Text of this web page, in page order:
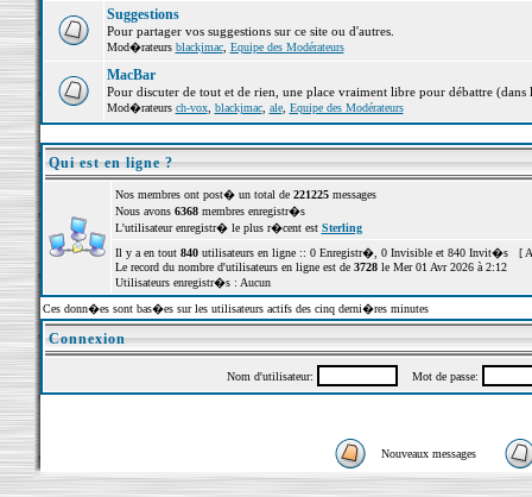
Suggestions
Pour partager vos suggestions sur ce site ou d'autres.
Mod�rateurs blackjmac, Equipe des Modérateurs
MacBar
Pour discuter de tout et de rien, une place vraiment libre pour débattre (dans
Mod�rateurs ch-vox, blackjmac, ale, Equipe des Modérateurs
Qui est en ligne ?
Nos membres ont post� un total de 221225messages
Nous avons 6368membres enregistr�s
L'utilisateur enregistr� le plus r�cent est Sterling
Il y a en tout 840utilisateurs en ligne :: 0 Enregistr�, 0 Invisible et 840 Invit�s [
Le record du nombre d'utilisateurs en ligne est de 3728le Mer 01 Avr 2026 à 2:12
Utilisateurs enregistr�s : Aucun
Ces donn�es sont bas�es sur les utilisateurs actifs des cinq derni�res minutes
Connexion
Nom d'utilisateur: Mot de passe:
Nouveaux messages